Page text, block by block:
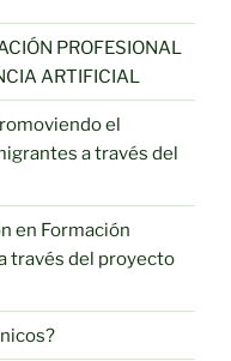
PROFESIONAL
ARTIFICIAL
el
a través del
en Formación
través del proyecto